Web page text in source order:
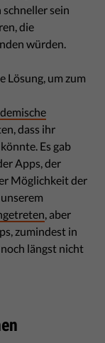
sein
die
würden.
Lösung, um zum
dass ihr
Es gab
Apps, der
Möglichkeit der
, aber
zumindest in
längst nicht